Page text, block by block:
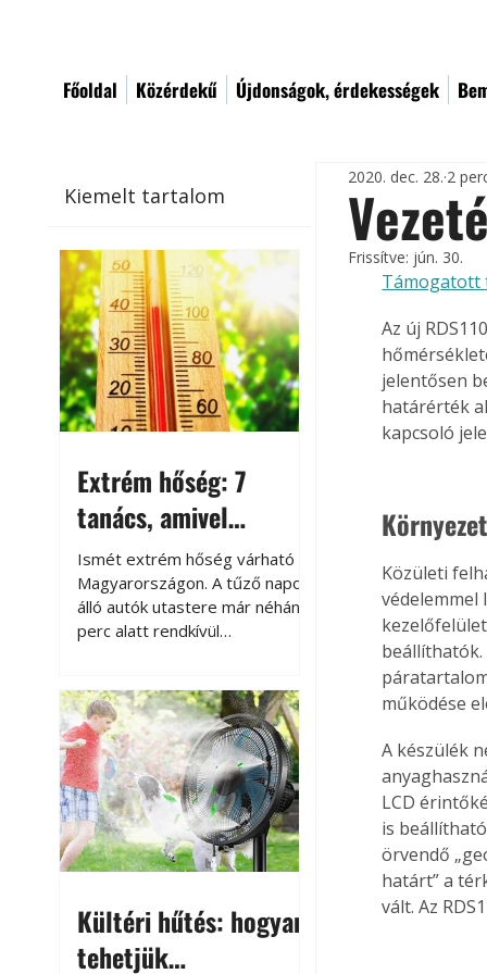
Főoldal Közérdekű Újdonságok, érdekességek
Kiemelt tartalom
Extrém hőség: 7
tanács, amivel
megóvhatjuk
autónkat a nyári
károktól
Ismét extrém hőség várható
Magyarországon. A tűző napon
álló autók utastere már néhány
perc alatt rendkívül
megközelítheti. Ez nemcsak a
beszállást teszi kellemetlenné,
hanem az autó állapotára és a
benne hagyott tárgyakra is
káros hatással lehet. Néhány
egyszerű óvintézkedéssel
azonban jelentősen
csökkenthetjük a hőség káros
Kültéri hűtés: hogyan
tehetjük
2020. dec. 28. 2
Frissítve: jún. 30.
Támogatott
Az új
jelentősen
határérték
kapcsoló
Közületi
működése
A készülék
LCD
is
örvendő
határt” a
vált. Az